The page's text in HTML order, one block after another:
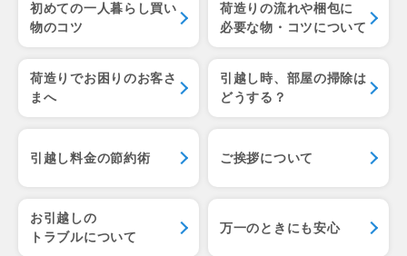
初めての一人暮らし買い
物のコツ
荷造りの流れや梱包に
必要な物・コツについて
荷造りでお困りのお客さ
まへ
引越し時、部屋の掃除は
どうする？
引越し料金の節約術 ご挨拶について
お引越しの
トラブルについて
万一のときにも安心